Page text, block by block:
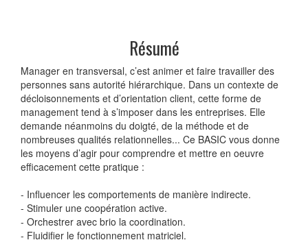
Résumé
Manager en transversal, c’est animer et faire travailler des
personnes sans autorité hiérarchique. Dans un contexte de
décloisonnements et d’orientation client, cette forme de
management tend à s’imposer dans les entreprises. Elle
demande néanmoins du doigté, de la méthode et de
nombreuses qualités relationnelles... Ce BASIC vous donne
les moyens d’agir pour comprendre et mettre en oeuvre
efficacement cette pratique :
- Influencer les comportements de manière indirecte.
- Stimuler une coopération active.
- Orchestrer avec brio la coordination.
- Fluidifier le fonctionnement matriciel.